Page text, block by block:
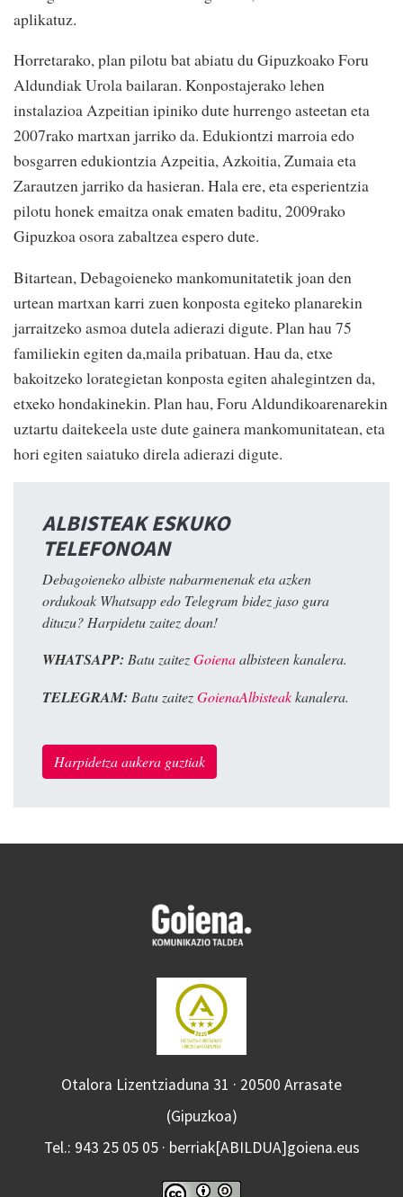
aplikatuz.
Horretarako, plan pilotu bat abiatu du Gipuzkoako Foru
Aldundiak Urola bailaran. Konpostajerako lehen
instalazioa Azpeitian ipiniko dute hurrengo asteetan eta
2007rako martxan jarriko da. Edukiontzi marroia edo
bosgarren edukiontzia Azpeitia, Azkoitia, Zumaia eta
Zarautzen jarriko da hasieran. Hala ere, eta esperientzia
pilotu honek emaitza onak ematen baditu, 2009rako
Gipuzkoa osora zabaltzea espero dute.
Bitartean, Debagoieneko mankomunitatetik joan den
urtean martxan karri zuen konposta egiteko planarekin
jarraitzeko asmoa dutela adierazi digute. Plan hau 75
familiekin egiten da,maila pribatuan. Hau da, etxe
bakoitzeko lorategietan konposta egiten ahalegintzen da,
etxeko hondakinekin. Plan hau, Foru Aldundikoarenarekin
uztartu daitekeela uste dute gainera mankomunitatean, eta
hori egiten saiatuko direla adierazi digute.
ALBISTEAK ESKUKO
TELEFONOAN
Debagoieneko albiste nabarmenenak eta azken
ordukoak Whatsapp edo Telegram bidez jaso gura
dituzu? Harpidetu zaitez doan!
WHATSAPP: Batu zaitezGoienaalbisteen kanalera.
TELEGRAM: Batu zaitezGoienaAlbisteakkanalera.
Harpidetza aukera guztiak
Otalora Lizentziaduna 31 · 20500 Arrasate
(Gipuzkoa)
Tel.: 943 25 05 05 · berriak[ABILDUA]goiena.eus